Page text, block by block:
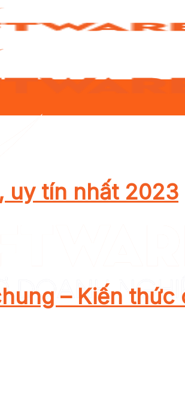
uy tín nhất 2023
– Kiến